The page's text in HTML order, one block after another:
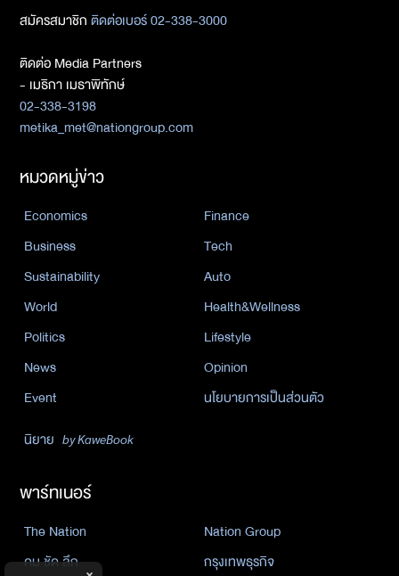
สมัครสมาชิกติดต่อเบอร์ 02-338-3000
ติดต่อ Media Partners
- เมธิกา เมธาพิทักษ์
02-338-3198
metika_met@nationgroup.com
หมวดหมู่ข่าว
Economics
Finance
Business
Tech
Sustainability
Auto
World
Health&Wellness
Politics
Lifestyle
News
Opinion
Event
นโยบายการเป็นส่วนตัว
นิยาย by KaweBook
พาร์ทเนอร์
The Nation
Nation Group
คม ชัด ลึก
กรุงเทพธุรกิจ